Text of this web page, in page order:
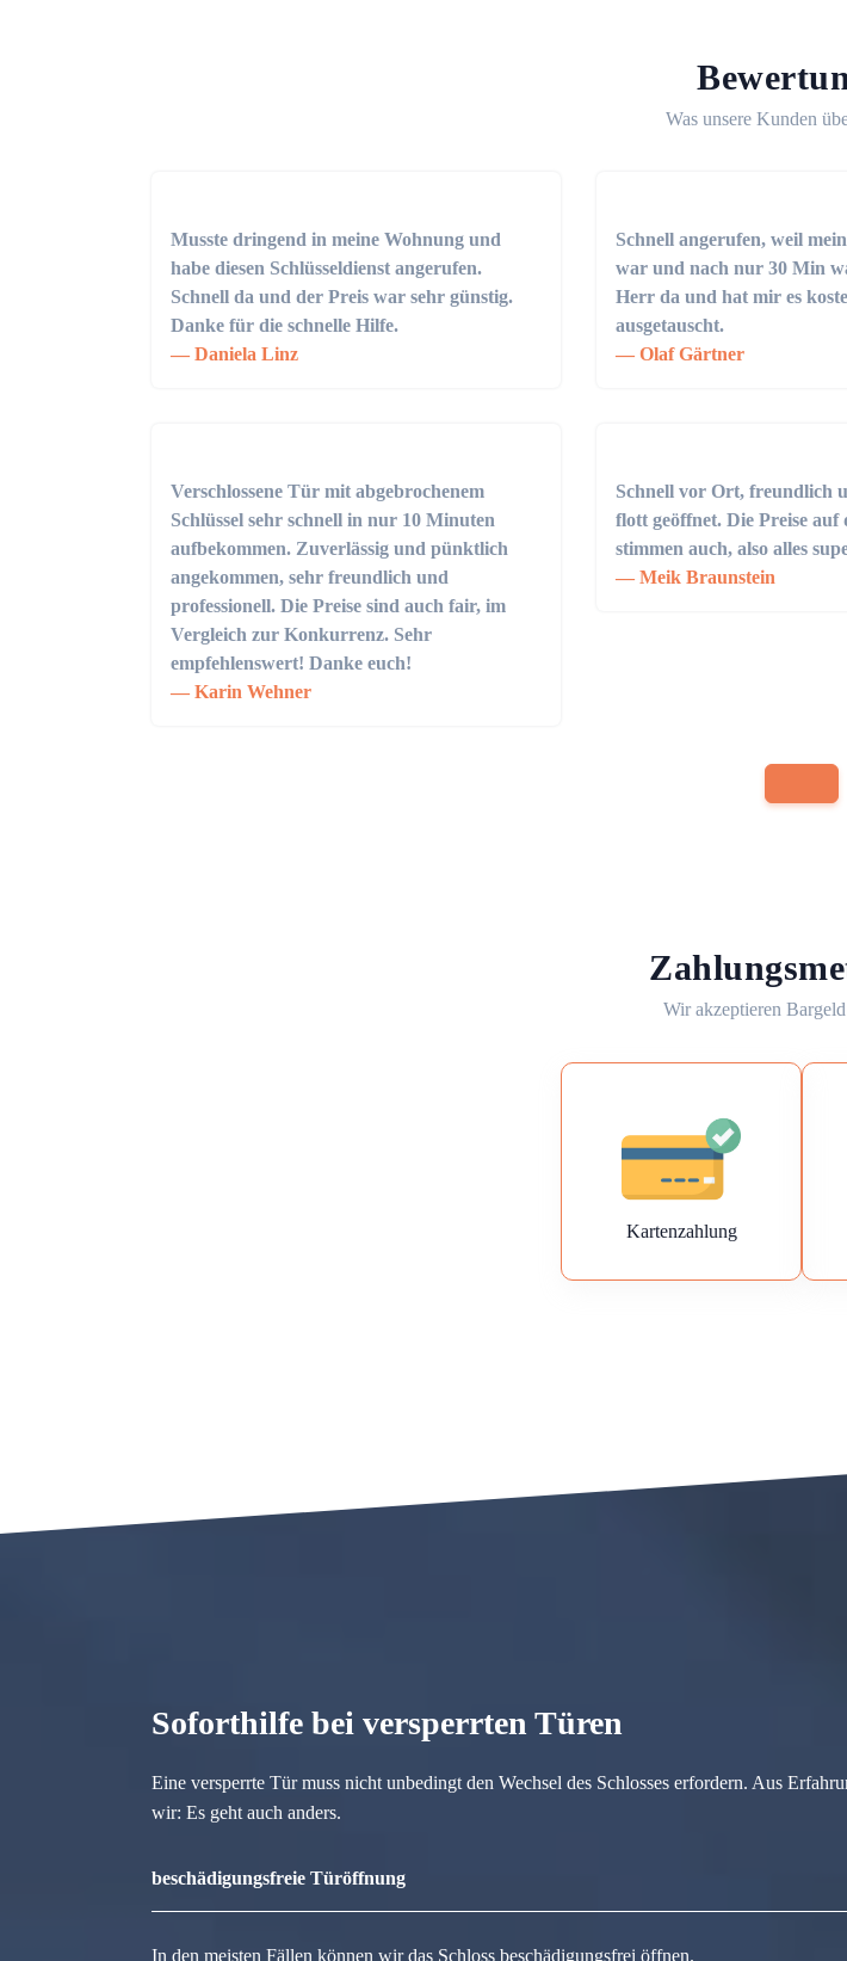
Was unsere Kunden
Musste dringend in meine Wohnung und
habe diesen Schlüsseldienst angerufen.
Schnell da und der Preis war sehr günstig.
Danke für die schnelle Hilfe.
Daniela Linz
Schnell angerufen, weil
war und nach nur 30 Min
Herr da und hat mir es
ausgetauscht.
Olaf Gärtner
Verschlossene Tür mit abgebrochenem
Schlüssel sehr schnell in nur 10 Minuten
aufbekommen. Zuverlässig und pünktlich
angekommen, sehr freundlich und
professionell. Die Preise sind auch fair, im
Vergleich zur Konkurrenz. Sehr
empfehlenswert! Danke euch!
Karin Wehner
Schnell vor Ort, freundlich
flott geöffnet. Die Preise auf
stimmen auch, also alles
Meik Braunstein
Wir akzeptieren
Kartenzahlung
Soforthilfe bei versperrten Türen
Eine versperrte Tür muss nicht unbedingt den Wechsel des Schlosses erfordern. Aus
wir: Es geht auch anders.
beschädigungsfreie Türöffnung
In den meisten Fällen können wir das Schloss beschädigungsfrei öffnen.